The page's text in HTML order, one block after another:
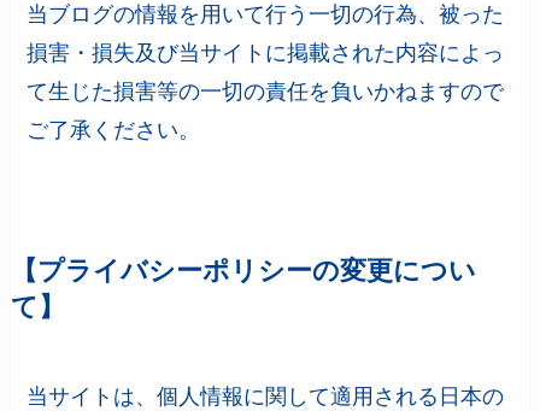
当ブログの情報を用いて行う一切の行為、被った
損害・損失及び当サイトに掲載された内容によっ
て生じた損害等の一切の責任を負いかねますので
ご了承ください。
【プライバシーポリシーの変更につい
て】
当サイトは、個人情報に関して適用される日本の